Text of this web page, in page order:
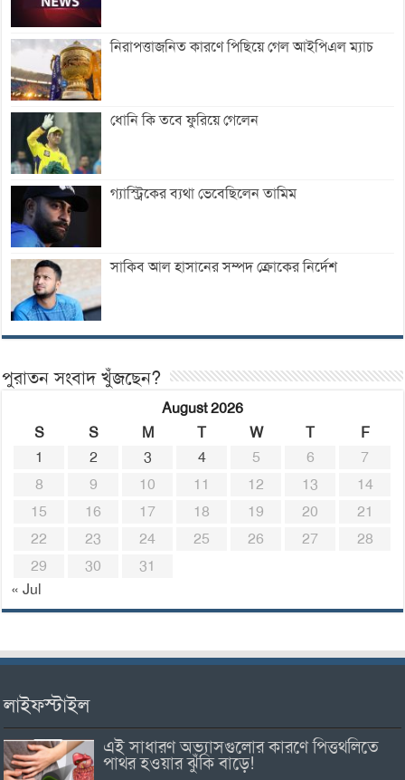
নিরাপত্তাজনিত কারণে পিছিয়ে গেল আইপিএল ম্যাচ
ধোনি কি তবে ফুরিয়ে গেলেন
গ্যাস্ট্রিকের ব্যথা ভেবেছিলেন তামিম
সাকিব আল হাসানের সম্পদ ক্রোকের নির্দেশ
পুরাতন সংবাদ খুঁজছেন?
August 2026
S
S M T W T
F
1
2 3 4 5 6
7
8
9 10 11 12 13
14
15
16 17 18 19 20
21
22
23 24 25 26 27
28
29
30
31
« Jul
লাইফস্টাইল
এই সাধারণ অভ্যাসগুলোর কারণে পিত্তথলিতে
পাথর হওয়ার ঝুঁকি বাড়ে!